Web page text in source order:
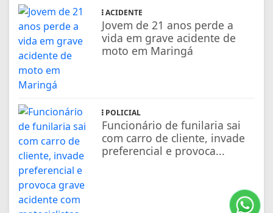
ACIDENTE
Jovem de 21 anos perde a
vida em grave acidente de
moto em Maringá
POLICIAL
Funcionário de funilaria sai
com carro de cliente, invade
preferencial e provoca...